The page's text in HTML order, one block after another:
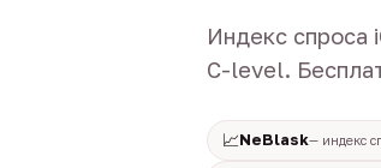
Индекс спроса
C-level.
📈NeBlask— индекс